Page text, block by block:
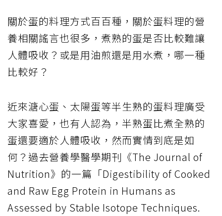
關於蛋的料理方式百百種，關於蛋料理的營
養相關謠言也很多，煮熟的蛋是否比較難讓
人體吸收？或是用油煎還是用水煮，哪一種
比較好？
近來溏心蛋、太陽蛋等半生熟的蛋料理廣受
大家喜愛，也有人認為，半熟蛋比煮全熟的
蛋還要適於人體吸收，然而實情到底是如
何？過去營養學醫學期刊《The Journal of
Nutrition》的一篇「Digestibility of Cooked
and Raw Egg Protein in Humans as
Assessed by Stable Isotope Techniques.